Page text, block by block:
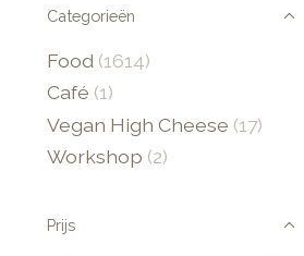
Categorieën
Food (1614)
Café (1)
Vegan High Cheese (17)
Workshop (2)
Prijs